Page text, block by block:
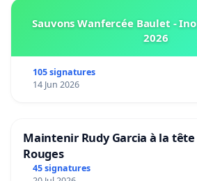
Sauvons Wanfercée Baulet -
2026
105 signatures
14 Jun 2026
Maintenir Rudy Garcia à la tête
Rouges
45 signatures